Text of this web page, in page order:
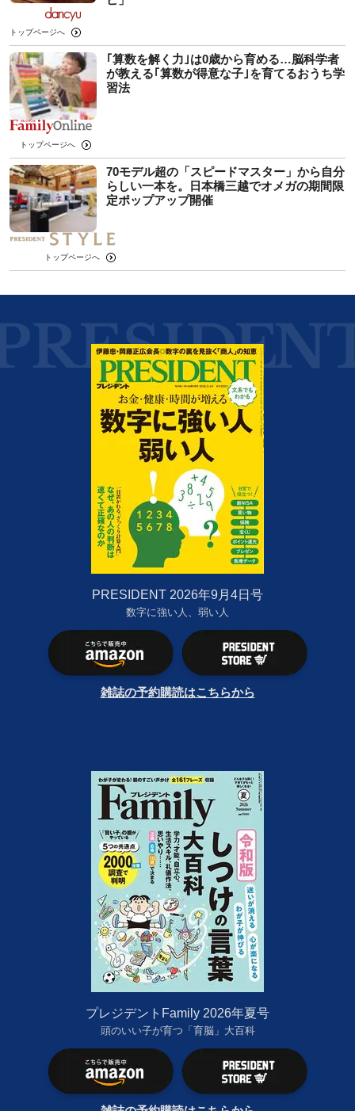
トップページへ
｢算数を解く力｣は0歳から育める…脳科学者
が教える｢算数が得意な子｣を育てるおうち学
習法
トップページへ
70モデル超の「スピードマスター」から自分
らしい一本を。日本橋三越でオメガの期間限
定ポップアップ開催
トップページへ
PRESIDENT 2026年9月4日号
数字に強い人、弱い人
雑誌の予約購読はこちらから
プレジデントFamily 2026年夏号
頭のいい子が育つ「育脳」大百科